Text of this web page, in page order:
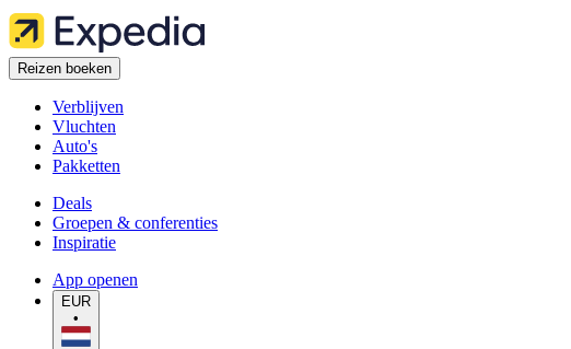
Reizen boeken
Verblijven
Vluchten
Auto's
Pakketten
Deals
Groepen & conferenties
Inspiratie
App openen
EUR
•